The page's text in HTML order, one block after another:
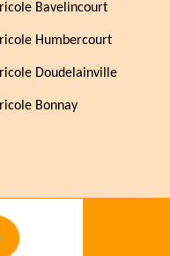
Bavelincourt
Humbercourt
Doudelainville
Bonnay